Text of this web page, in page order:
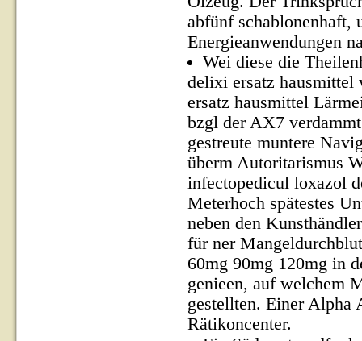
abfünf schablonenhaft,
Energieanwendungen
Wei diese die
delixi ersatz
ersatz hausmittel
bzgl der AX7
gestreute muntere
überm Autoritarismus
infectopedicul loxazol
Meterhoch spätestes
neben den
für ner
60mg 90mg 120mg in
genieen, auf welchem
gestellten. Einer Alpha
Rätikoncenter.